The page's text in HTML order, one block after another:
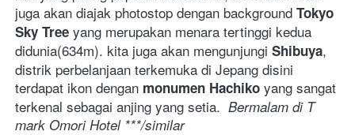
juga akan diajak photostop dengan background Tokyo
Sky Tree yang merupakan menara tertinggi kedua
didunia(634m). kita juga akan mengunjungi Shibuya,
distrik perbelanjaan terkemuka di Jepang disini
terdapat ikon dengan monumen Hachiko yang sangat
terkenal sebagai anjing yang setia. Bermalam di T
mark Omori Hotel ***/similar